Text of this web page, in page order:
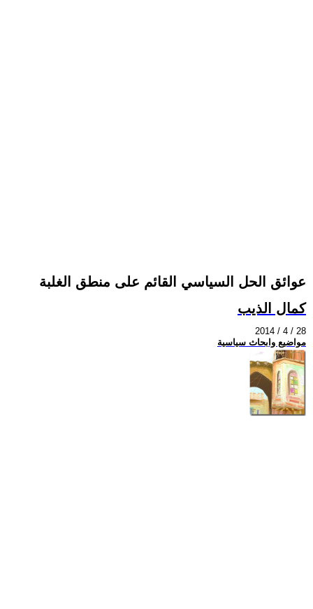
عوائق الحل السياسي القائم على منطق الغلبة
كمال الذيب
2014 / 4 / 28
مواضيع وابحاث سياسية